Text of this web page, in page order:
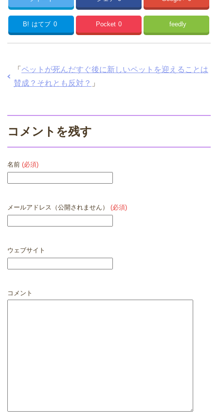
B! はてブ 0 Pocket 0 feedly
「 ペットが死んだすぐ後に新しいペットを迎えることは
賛成？それとも反対？ 」
コメントを残す
名前 (必須)
メールアドレス（公開されません） (必須)
ウェブサイト
コメント